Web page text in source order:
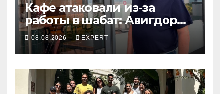
Кафе атаковали из-за
работы в шабат: Авигдор
Либерман приехал
поддержать владельцев
08.08.2026 EXPERT